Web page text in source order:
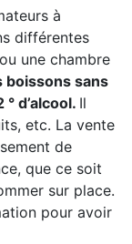
à
différentes
une chambre
boissons sans
d’alcool. Il
etc. La vente
de
que ce soit
sur place.
pour avoir